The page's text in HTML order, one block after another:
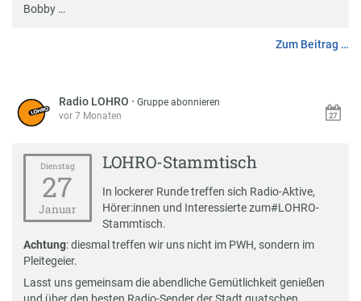
Bobby …
Zum Beitrag …
Radio LOHRO ·Gruppe abonnieren
vor 7 Monaten
Dienstag
27
Januar
LOHRO-Stammtisch
In lockerer Runde treffen sich Radio-Aktive,
Hörer:innen und Interessierte zum#LOHRO-
Stammtisch.
Achtung: diesmal treffen wir uns nicht im PWH, sondern im
Pleitegeier.
Lasst uns gemeinsam die abendliche Gemütlichkeit genießen